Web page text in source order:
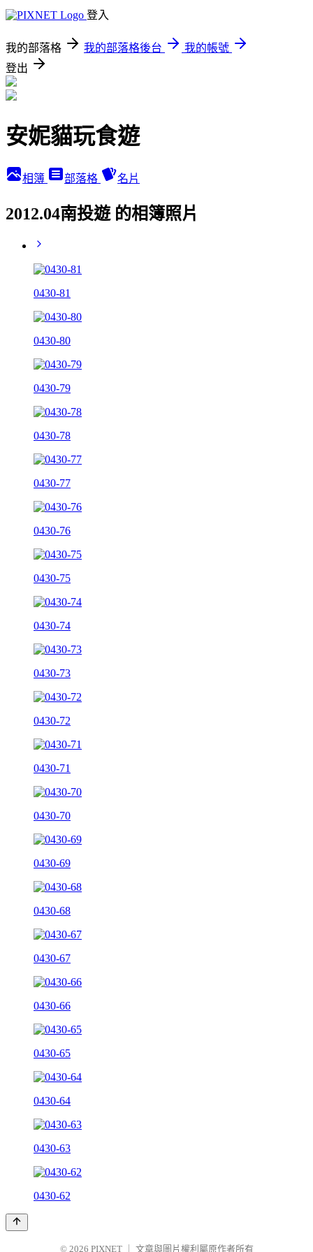
登入
我的部落格 我的部落格後台
我的帳號
登出
安妮貓玩食遊
相簿 部落格 名片
2012.04南投遊 的相簿照片
0430-81
0430-80
0430-79
0430-78
0430-77
0430-76
0430-75
0430-74
0430-73
0430-72
0430-71
0430-70
0430-69
0430-68
0430-67
0430-66
0430-65
0430-64
0430-63
0430-62
© 2026 PIXNET 文章與圖片權利屬原作者所有